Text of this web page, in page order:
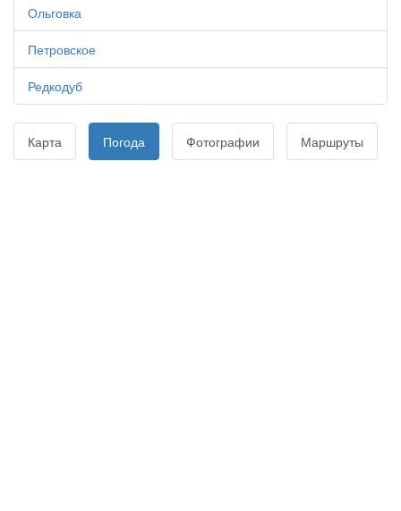
Ольговка
Петровское
Редкодуб
Карта Погода Фотографии Маршруты